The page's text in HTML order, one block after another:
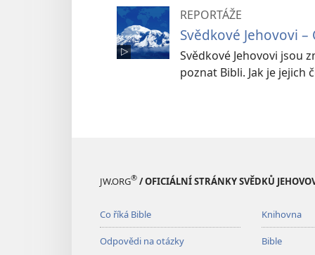
REPORTÁŽE
Svědkové Jehovovi
Svědkové Jehovovi jsou
poznat Bibli. Jak je jejich
JW.ORG® / OFICIÁLNÍ STRÁNKY SVĚDKŮ
Co říká Bible
Odpovědi na otázky
Knihovna
Bible